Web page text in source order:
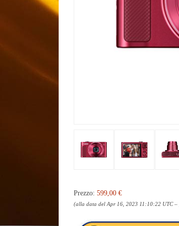
Prezzo: 599,00 €
(alla data del Apr 16, 2023 11:10:22 UTC –